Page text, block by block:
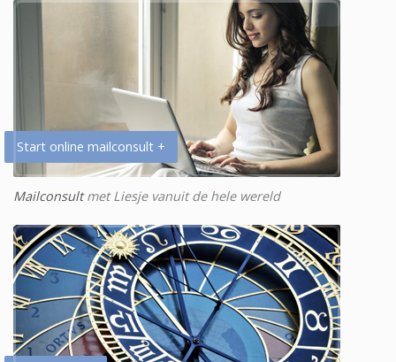
Start online mailconsult +
Mailconsultmet Liesje vanuit de hele wereld